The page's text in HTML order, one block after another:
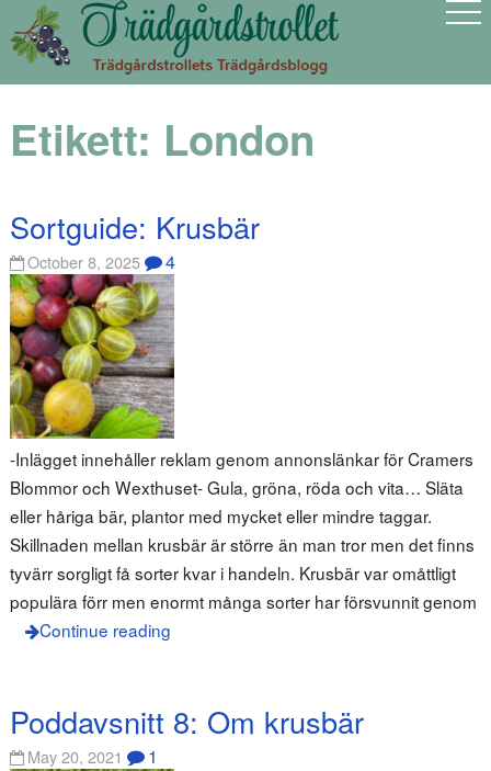
Etikett: London
Sortguide: Krusbär
October 8, 2025 4
-Inlägget innehåller reklam genom annonslänkar för Cramers
Blommor och Wexthuset- Gula, gröna, röda och vita… Släta
eller håriga bär, plantor med mycket eller mindre taggar.
Skillnaden mellan krusbär är större än man tror men det finns
tyvärr sorgligt få sorter kvar i handeln. Krusbär var omåttligt
populära förr men enormt många sorter har försvunnit genom
Continue reading
Poddavsnitt 8: Om krusbär
May 20, 2021 1